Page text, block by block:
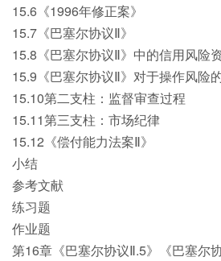
15.6《1996年修正案》
15.7《巴塞尔协议Ⅱ》
15.8《巴塞尔协议Ⅱ》中的信用风险
15.9《巴塞尔协议Ⅱ》对于操作风险
15.10第二支柱：监督审查过程
15.11第三支柱：市场纪律
15.12《偿付能力法案Ⅱ》
小结
参考文献
练习题
作业题
第16章《巴塞尔协议Ⅱ.5》《巴塞尔